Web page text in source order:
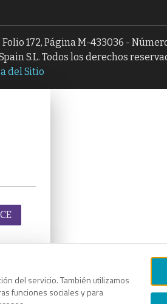
del servicio. También utilizamos
funciones sociales y para
172, Página M-433036 -
S.L. Todos los derechos
del Sitio